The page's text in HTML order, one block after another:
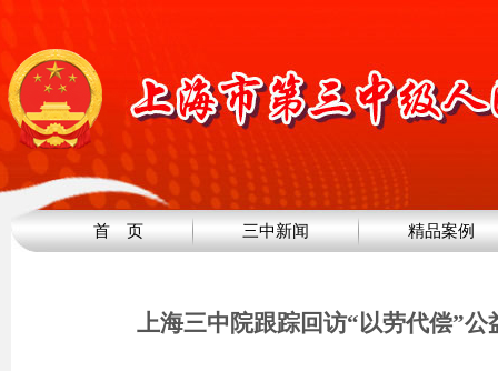
首 页 三中新闻 精品案例
上海三中院跟踪回访“以劳代偿”